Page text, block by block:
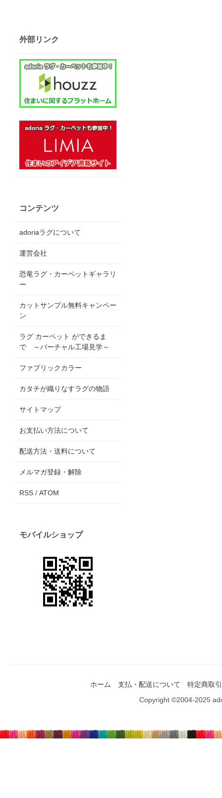
外部リンク
コンテンツ
adoriaラグについて
運営会社
恐竜ラグ・カーペットギャラリ
ー
カットサンプル無料キャンペー
ン
ラグ カーペット ができるま
で ～バーチャル工場見学～
ファブリックカラー
カタチが織りなすラグの物語
サイトマップ
お支払い方法について
配送方法・送料について
メルマガ登録・解除
RSS / ATOM
モバイルショップ
ホーム 支払・配送について
特定商取
Copyright ©2004-2025